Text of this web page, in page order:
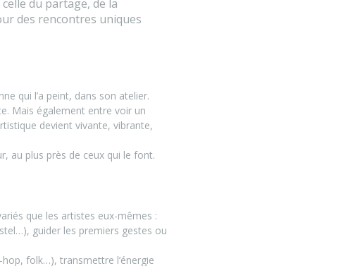
du partage, de la
des rencontres uniques
qui l’a peint, dans son atelier.
Mais également entre voir un
devient vivante, vibrante,
au plus près de ceux qui le font.
que les artistes eux-mêmes :
guider les premiers gestes ou
folk…), transmettre l’énergie